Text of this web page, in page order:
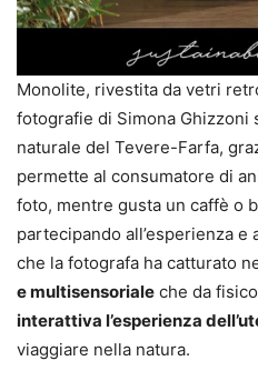
Monolite, rivestita da vetri
fotografie di Simona Ghizzoni
naturale del Tevere-Farfa,
permette al consumatore di
foto, mentre gusta un caffè o
partecipando all’esperienza e
che la fotografa ha catturato
e multisensoriale che da
interattiva l’esperienza
viaggiare nella natura.